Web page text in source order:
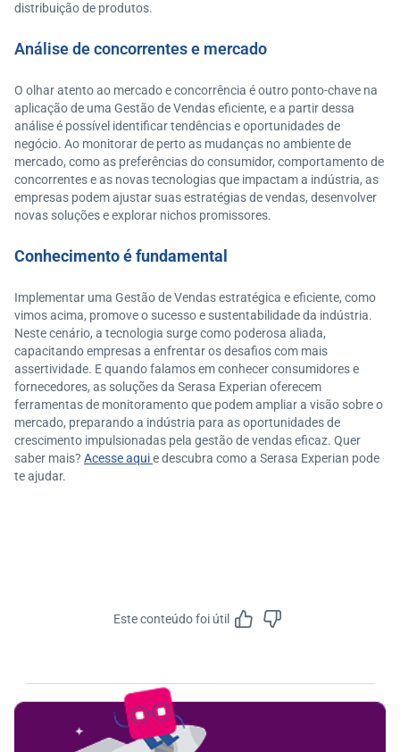
distribuição de produtos.
Análise de concorrentes e mercado
O olhar atento ao mercado e concorrência é outro ponto-chave na
aplicação de uma Gestão de Vendas eficiente, e a partir dessa
análise é possível identificar tendências e oportunidades de
negócio. Ao monitorar de perto as mudanças no ambiente de
mercado, como as preferências do consumidor, comportamento de
concorrentes e as novas tecnologias que impactam a indústria, as
empresas podem ajustar suas estratégias de vendas, desenvolver
novas soluções e explorar nichos promissores.
Conhecimento é fundamental
Implementar uma Gestão de Vendas estratégica e eficiente, como
vimos acima, promove o sucesso e sustentabilidade da indústria.
Neste cenário, a tecnologia surge como poderosa aliada,
capacitando empresas a enfrentar os desafios com mais
assertividade. E quando falamos em conhecer consumidores e
fornecedores, as soluções da Serasa Experian oferecem
ferramentas de monitoramento que podem ampliar a visão sobre o
mercado, preparando a indústria para as oportunidades de
crescimento impulsionadas pela gestão de vendas eficaz. Quer
saber mais? Acesse aquie descubra como a Serasa Experian pode
te ajudar.
Este conteúdo foi útil